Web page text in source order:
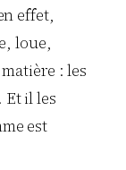
effet,
loue,
: les
Et il les
est